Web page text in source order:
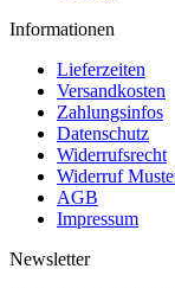
Informationen
Lieferzeiten
Versandkosten
Zahlungsinfos
Datenschutz
Widerrufsrecht
Widerruf
AGB
Impressum
Newsletter